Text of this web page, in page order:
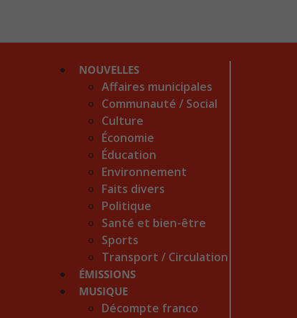
NOUVELLES
Affaires municipales
Communauté / Social
Culture
Économie
Éducation
Environnement
Faits divers
Politique
Santé et bien-être
Sports
Transport / Circulation
ÉMISSIONS
MUSIQUE
Décompte franco